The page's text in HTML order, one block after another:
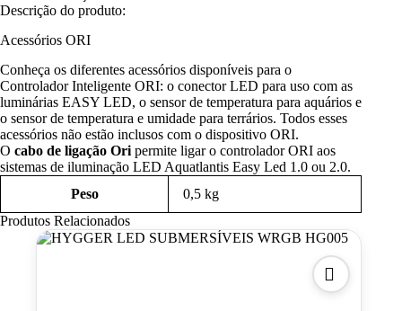
Conversão
p/
sistemas
de
iluminação
EasyLed
15
cm
Descrição do produto:
Acessórios ORI
Conheça os diferentes acessórios disponíveis para o
Controlador Inteligente ORI: o conector LED para uso com as
luminárias EASY LED, o sensor de temperatura para aquários e
o sensor de temperatura e umidade para terrários. Todos esses
acessórios não estão inclusos com o dispositivo ORI.
O cabo de ligação Ori permite ligar o controlador ORI aos
sistemas de iluminação LED Aquatlantis Easy Led 1.0 ou 2.0.
Peso
0,5 kg
Produtos Relacionados